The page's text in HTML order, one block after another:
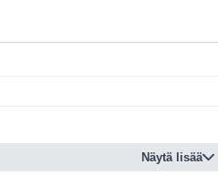
Näytä lisää